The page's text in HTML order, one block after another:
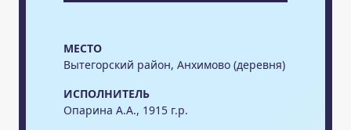
МЕСТО
Вытегорский район, Анхимово (деревня)
ИСПОЛНИТЕЛЬ
Опарина А.А., 1915 г.р.